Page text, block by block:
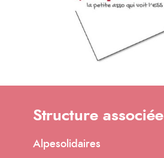
Structure associée
Alpesolidaires